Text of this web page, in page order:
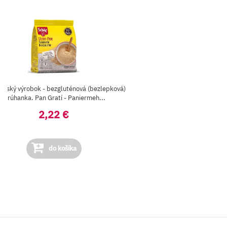
výrobok - bezgluténová (bezlepková)
strúhanka. Pan Gratí - Paniermeh...
2,22 €
do košíka